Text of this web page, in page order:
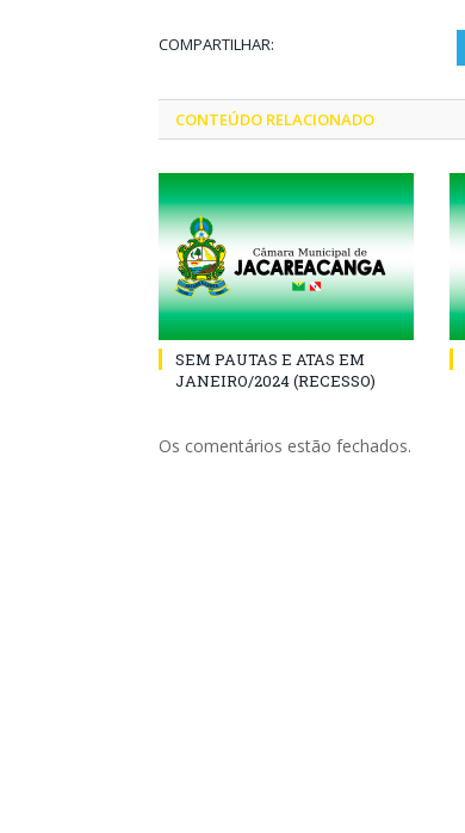
COMPARTILHAR:
CONTEÚDO RELACIONADO
SEM PAUTAS E ATAS EM
JANEIRO/2024 (RECESSO)
Os comentários estão fechados.